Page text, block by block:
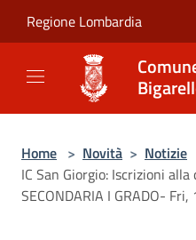
Regione Lombardia
Home > Novità > Notizie
IC San Giorgio: Iscrizioni
SECONDARIA I GRADO-